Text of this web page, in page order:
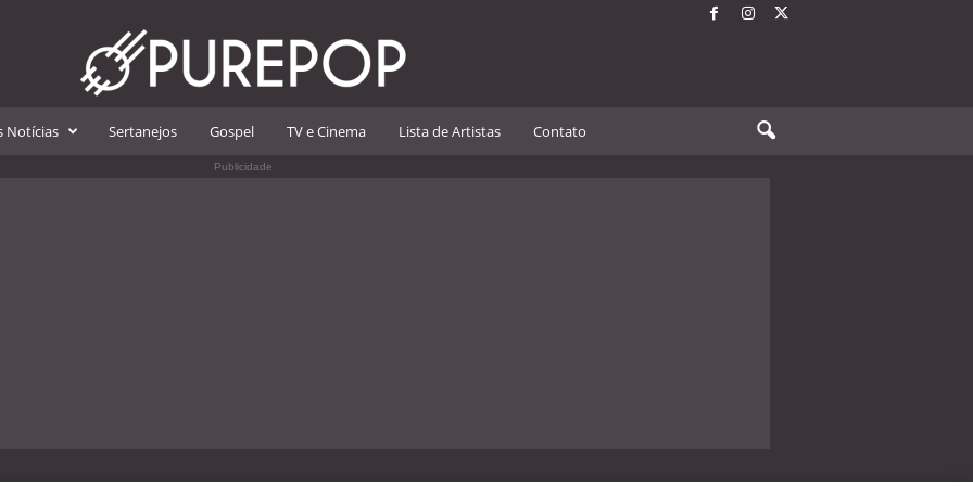
Notícias Sertanejos Gospel TV e Cinema Lista de Artistas Contato
Publicidade